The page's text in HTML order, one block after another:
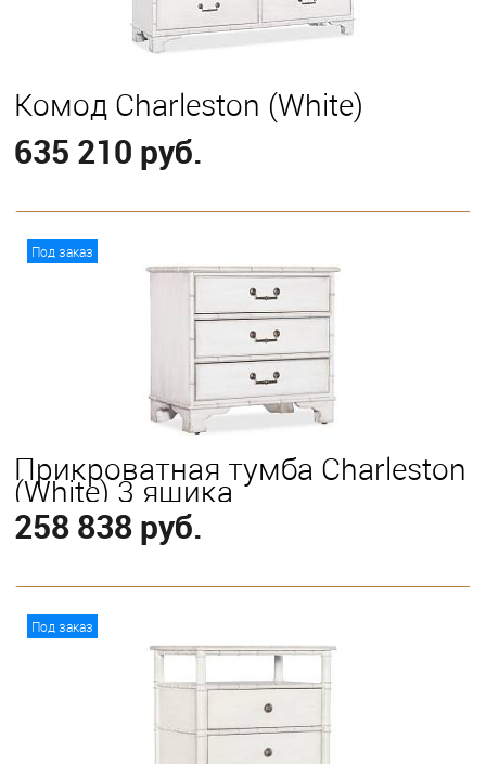
Комод Charleston (White)
635 210 руб.
Под заказ
Прикроватная тумба Charleston
(White) 3 ящика
258 838 руб.
Под заказ